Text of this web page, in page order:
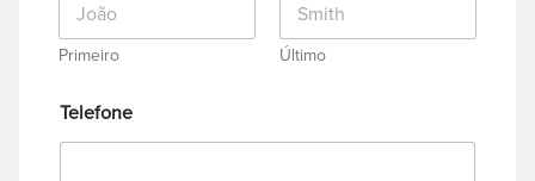
Primeiro Último
Telefone